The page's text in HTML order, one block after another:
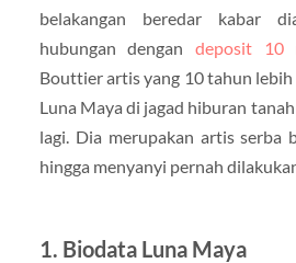
belakangan beredar kabar
hubungan dengan deposit 10
Bouttier artis yang 10 tahun lebih
Luna Maya di jagad hiburan
lagi. Dia merupakan artis serba
hingga menyanyi pernah
1. Biodata Luna Maya